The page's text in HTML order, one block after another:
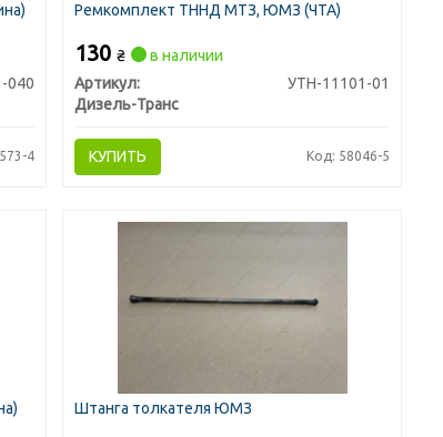
040
4
Ремкомплект ТННД МТЗ, ЮМЗ (ЧТА)
130₴
в наличии
Артикул:
УТН-11101-01
Дизель-Транс
КУПИТЬ Код: 58046-5
Штанга толкателя ЮМЗ